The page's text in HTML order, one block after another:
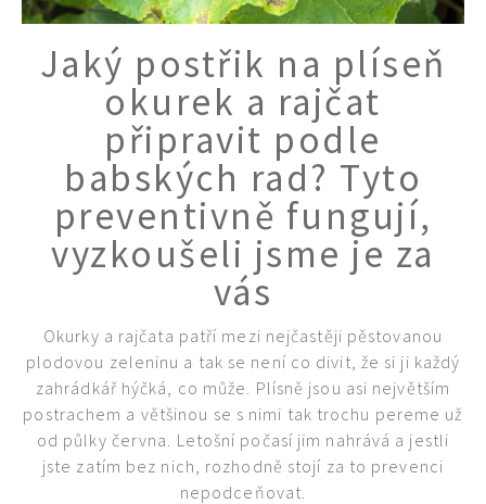
Naše krásná zahrada
Jaký postřik na plíseň
okurek a rajčat
připravit podle
babských rad? Tyto
preventivně fungují,
vyzkoušeli jsme je za
vás
Okurky a rajčata patří mezi nejčastěji pěstovanou
plodovou zeleninu a tak se není co divit, že si ji každý
zahrádkář hýčká, co může. Plísně jsou asi největším
postrachem a většinou se s nimi tak trochu pereme už
od půlky června. Letošní počasí jim nahrává a jestli
jste zatím bez nich, rozhodně stojí za to prevenci
nepodceňovat.